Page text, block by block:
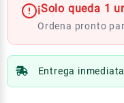
¡Solo queda 1
Ordena pronto
Entrega inmediata